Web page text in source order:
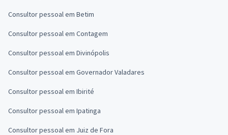
Consultor pessoal em Betim
Consultor pessoal em Contagem
Consultor pessoal em Divinópolis
Consultor pessoal em Governador Valadares
Consultor pessoal em Ibirité
Consultor pessoal em Ipatinga
Consultor pessoal em Juiz de Fora